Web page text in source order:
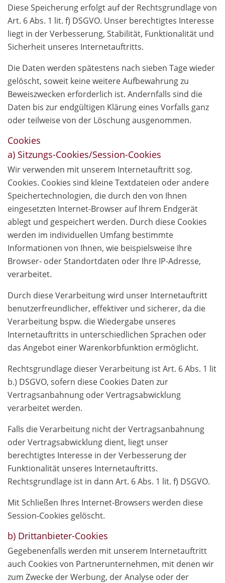
Diese Speicherung erfolgt auf der Rechtsgrundlage von
Art. 6 Abs. 1 lit. f) DSGVO. Unser berechtigtes Interesse
liegt in der Verbesserung, Stabilität, Funktionalität und
Sicherheit unseres Internetauftritts.
Die Daten werden spätestens nach sieben Tage wieder
gelöscht, soweit keine weitere Aufbewahrung zu
Beweiszwecken erforderlich ist. Andernfalls sind die
Daten bis zur endgültigen Klärung eines Vorfalls ganz
oder teilweise von der Löschung ausgenommen.
Cookies
a) Sitzungs-Cookies/Session-Cookies
Wir verwenden mit unserem Internetauftritt sog.
Cookies. Cookies sind kleine Textdateien oder andere
Speichertechnologien, die durch den von Ihnen
eingesetzten Internet-Browser auf Ihrem Endgerät
ablegt und gespeichert werden. Durch diese Cookies
werden im individuellen Umfang bestimmte
Informationen von Ihnen, wie beispielsweise Ihre
Browser- oder Standortdaten oder Ihre IP-Adresse,
verarbeitet.
Durch diese Verarbeitung wird unser Internetauftritt
benutzerfreundlicher, effektiver und sicherer, da die
Verarbeitung bspw. die Wiedergabe unseres
Internetauftritts in unterschiedlichen Sprachen oder
das Angebot einer Warenkorbfunktion ermöglicht.
Rechtsgrundlage dieser Verarbeitung ist Art. 6 Abs. 1 lit
b.) DSGVO, sofern diese Cookies Daten zur
Vertragsanbahnung oder Vertragsabwicklung
verarbeitet werden.
Falls die Verarbeitung nicht der Vertragsanbahnung
oder Vertragsabwicklung dient, liegt unser
berechtigtes Interesse in der Verbesserung der
Funktionalität unseres Internetauftritts.
Rechtsgrundlage ist in dann Art. 6 Abs. 1 lit. f) DSGVO.
Mit Schließen Ihres Internet-Browsers werden diese
Session-Cookies gelöscht.
b) Drittanbieter-Cookies
Gegebenenfalls werden mit unserem Internetauftritt
auch Cookies von Partnerunternehmen, mit denen wir
zum Zwecke der Werbung, der Analyse oder der